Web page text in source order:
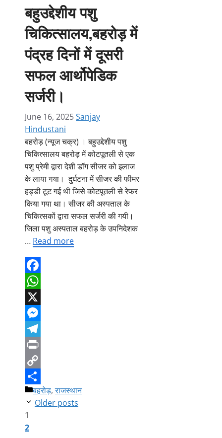
बहुउद्देशीय पशु
चिकित्सालय,बहरोड़ में
पंद्रह दिनों में दूसरी
सफल आर्थोपेडिक
सर्जरी।
June 16, 2025Sanjay
Hindustani
बहरोड़ (न्यूज चक्र) । बहुउद्देशीय पशु
चिकित्सालय बहरोड़ में कोटपूतली से एक
पशु प्रेमी द्वारा देशी डॉग सीजर को इलाज
के लाया गया। दुर्घटना में सीजर की फीमर
हड्डी टूट गई थी जिसे कोटपूतली से रेफर
किया गया था। सीजर की अस्पताल के
चिकित्सकों द्वारा सफल सर्जरी की गयी।
जिला पशु अस्पताल बहरोड़ के उपनिदेशक
… Read more
Facebook
WhatsApp
X
Messenger
Telegram
Print
Copy
Link
Share
Categories
बहरोड़,राजस्थान
Older posts
Page
1
Page
2